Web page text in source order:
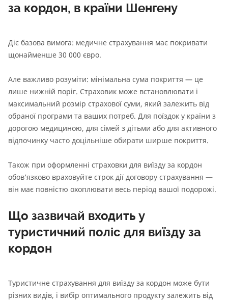
за кордон, в країни Шенгену
Діє базова вимога: медичне страхування має покривати
щонайменше 30 000 євро.
Але важливо розуміти: мінімальна сума покриття — це
лише нижній поріг. Страховик може встановлювати і
максимальний розмір страхової суми, який залежить від
обраної програми та ваших потреб. Для поїздок у країни з
дорогою медициною, для сімей з дітьми або для активного
відпочинку часто доцільніше обирати ширше покриття.
Також при оформленні страховки для виїзду за кордон
обов’язково враховуйте строк дії договору страхування —
він має повністю охоплювати весь період вашої подорожі.
Що зазвичай входить у
туристичний поліс для виїзду за
кордон
Туристичне страхування для виїзду за кордон може бути
різних видів, і вибір оптимального продукту залежить від